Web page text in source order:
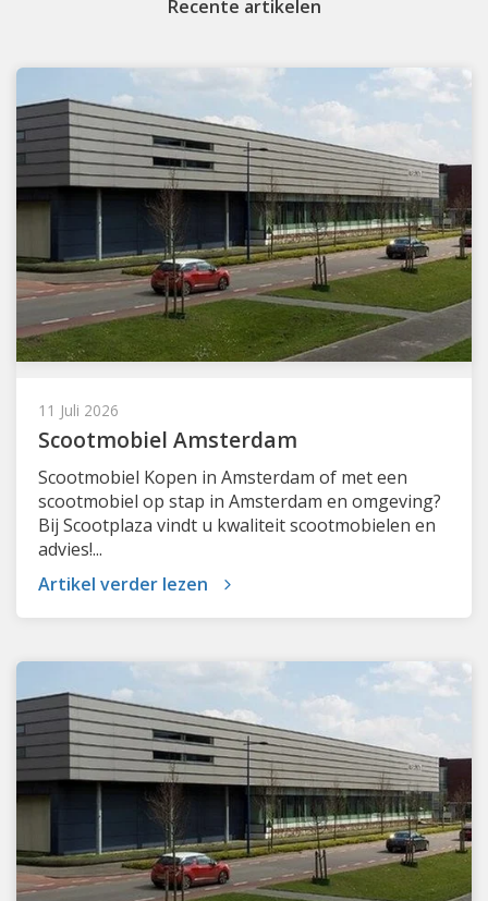
Recente artikelen
11 Juli 2026
Scootmobiel Amsterdam
Scootmobiel Kopen in Amsterdam of met een
scootmobiel op stap in Amsterdam en omgeving?
Bij Scootplaza vindt u kwaliteit scootmobielen en
advies!...
Artikel verder lezen